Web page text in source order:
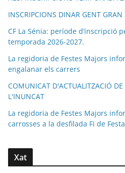
INSCRIPCIONS DINAR GENT GRAN
CF La Sénia: període d’inscripció
temporada 2026-2027.
La regidoria de Festes Majors
engalanar els carrers
COMUNICAT D'ACTUALITZACIÓ DE
L'INUNCAT
La regidoria de Festes Majors
carrosses a la desfilada Fi de
Xat